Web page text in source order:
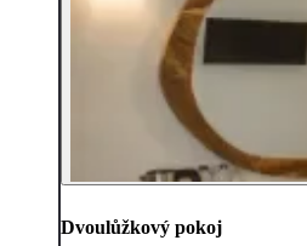
Dvoulůžkový pokoj